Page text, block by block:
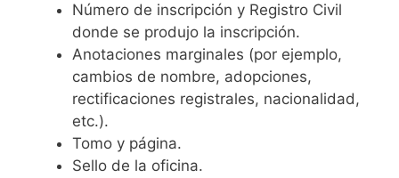
Número de inscripción y Registro Civil
donde se produjo la inscripción.
Anotaciones marginales (por ejemplo,
cambios de nombre, adopciones,
rectificaciones registrales, nacionalidad,
etc.).
Tomo y página.
Sello de la oficina.